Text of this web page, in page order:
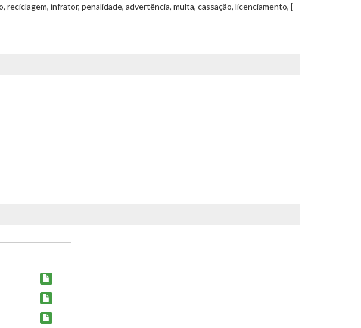
infrator, penalidade, advertência, multa, cassação, licenciamento, [